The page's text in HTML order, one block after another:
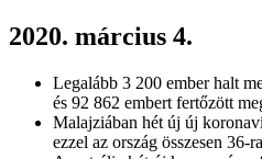
2020. március 4.
Legalább 3 200 ember halt
és 92 862 embert fertőzött
Malajziában hét új új
ezzel az ország összesen 36-